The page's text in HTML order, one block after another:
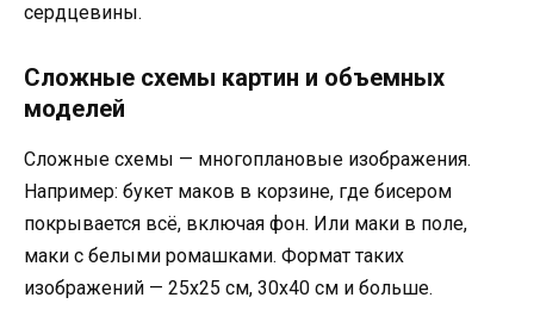
сердцевины.
Сложные схемы картин и объемных
моделей
Сложные схемы — многоплановые изображения.
Например: букет маков в корзине, где бисером
покрывается всё, включая фон. Или маки в поле,
маки с белыми ромашками. Формат таких
изображений — 25х25 см, 30х40 см и больше.